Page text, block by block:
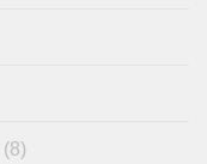
(8)